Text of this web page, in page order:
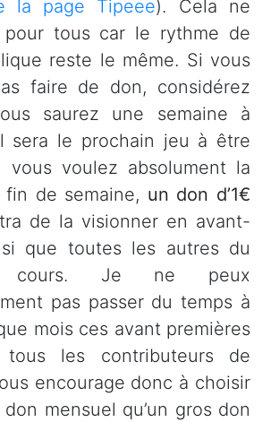
la page Tipeee). Cela ne
pour tous car le rythme de
reste le même. Si vous
faire de don, considérez
saurez une semaine à
sera le prochain jeu à être
vous voulez absolument la
de semaine, un don d’1€
de la visionner en avant-
que toutes les autres du
cours. Je ne peux
pas passer du temps à
mois ces avant premières
les contributeurs de
encourage donc à choisir
mensuel qu’un gros don